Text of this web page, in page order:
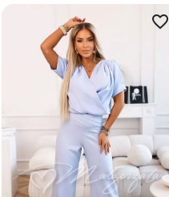
favorite_border